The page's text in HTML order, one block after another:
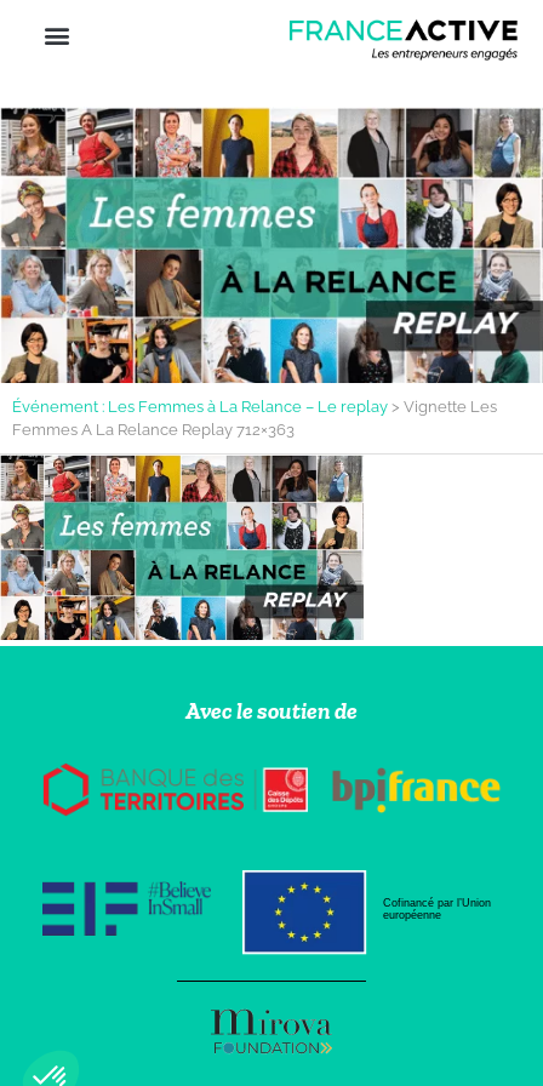
Événement : Les Femmes à La Relance – Le replay > Vignette Les
Femmes A La Relance Replay 712×363
Avec le soutien de
Cofinancé par l’Union
européenne